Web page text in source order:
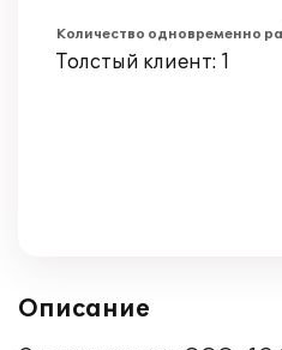
Количество одновременно
Толстый клиент: 1
Описание